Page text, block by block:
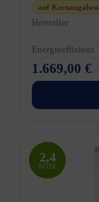
auf Kernangaben
Hersteller
Energieeffizienz
1.669,00 €
2,4
NOTE